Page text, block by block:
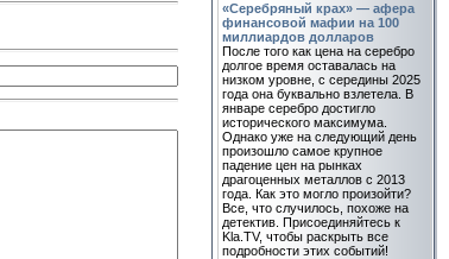
«Серебряный крах» — афера
финансовой мафии на 100
миллиардов долларов
После того как цена на серебро
долгое время оставалась на
низком уровне, с середины 2025
года она буквально взлетела. В
январе серебро достигло
исторического максимума.
Однако уже на следующий день
произошло самое крупное
падение цен на рынках
драгоценных металлов с 2013
года. Как это могло произойти?
Все, что случилось, похоже на
детектив. Присоединяйтесь к
Kla.TV, чтобы раскрыть все
подробности этих событий!